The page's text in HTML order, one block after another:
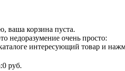
ваша корзина пуста.
недоразумение очень просто:
интересующий товар и
0 руб.